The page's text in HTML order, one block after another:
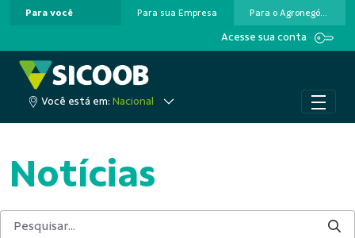
Pular para o Conteúdo principal
Para você Para sua Empresa Para o Agronegócio
Acesse sua conta
Você está em: Nacional
Notícias